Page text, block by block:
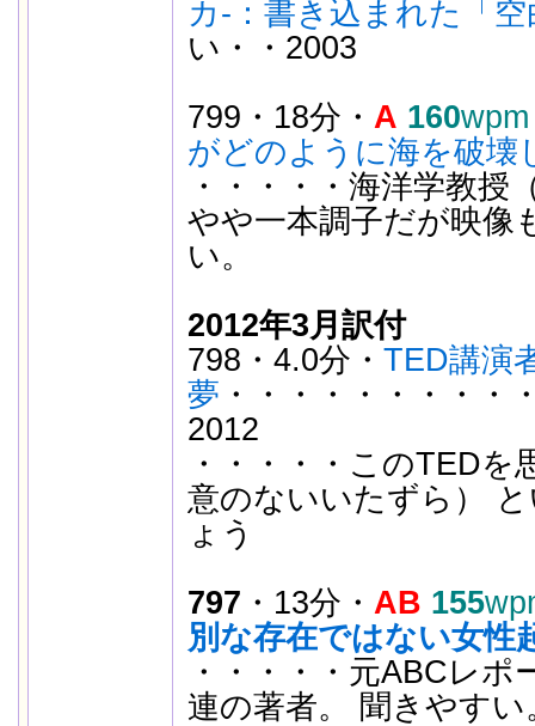
カ-：書き込まれた「
い・・2003
799・18分・ A 160wpm
がどのように海を破壊
・・・・・海洋学教授
やや一本調子だが映像
い。
2012年3月訳付
798・4.0分・ TED講演
夢 ・・・・・・・・・
2012
・・・・・このTEDを
意のないいたずら）
ょう
797 ・13分・ AB 155
別な存在ではない女性
・・・・・元ABCレポ
連の著者。 聞きやすい